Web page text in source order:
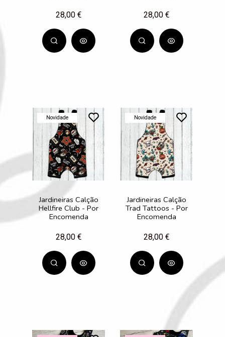
28,00 € 28,00 €
Novidade
Jardineiras Calção
Hellfire Club - Por
Encomenda
28,00 €
Novidade
Jardineiras Calção
Trad Tattoos - Por
Encomenda
28,00 €